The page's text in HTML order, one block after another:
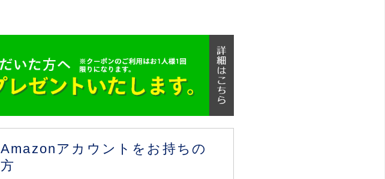
Amazonアカウントをお持ちの
方